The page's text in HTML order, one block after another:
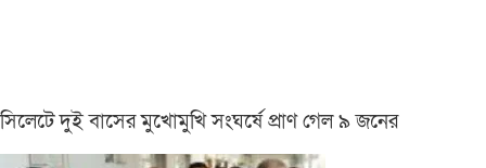
সিলেটে দুই বাসের মুখোমুখি সংঘর্ষে প্রাণ গেল ৯ জনের